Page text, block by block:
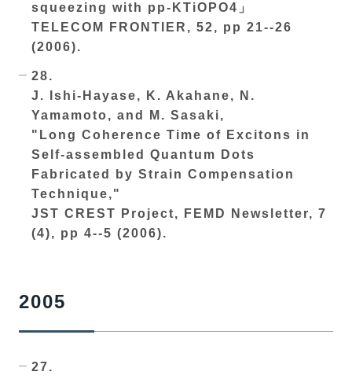
squeezing with pp-KTiOPO4」
TELECOM FRONTIER, 52, pp 21--26
(2006).
28.
J. Ishi-Hayase, K. Akahane, N.
Yamamoto, and M. Sasaki,
"Long Coherence Time of Excitons in
Self-assembled Quantum Dots
Fabricated by Strain Compensation
Technique,"
JST CREST Project, FEMD Newsletter, 7
(4), pp 4--5 (2006).
2005
27.